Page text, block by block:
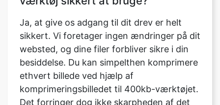
websted, og dine filer forbliver sikre i din
besiddelse. Du kan simpelthen komprimere
ethvert billede ved hjælp af
komprimeringsbilledet til 400kb-værktøjet.
Det forringer dog ikke skarpheden af det
originale billede på nogen måde. Det er helt
gratis at bruge og kan tilgås fra enhver
computer eller mobil enhed.